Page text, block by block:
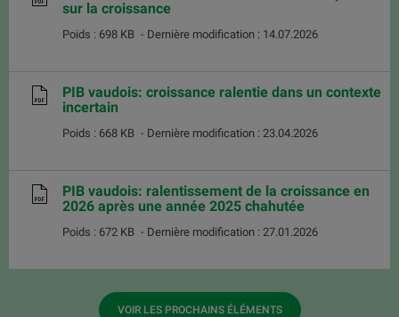
sur la croissance
Poids : 698 KB - Dernière modification : 14.07.2026
PIB vaudois: croissance ralentie dans un contexte
incertain
Poids : 668 KB - Dernière modification : 23.04.2026
PIB vaudois: ralentissement de la croissance en
2026 après une année 2025 chahutée
Poids : 672 KB - Dernière modification : 27.01.2026
VOIR LES PROCHAINS ÉLÉMENTS